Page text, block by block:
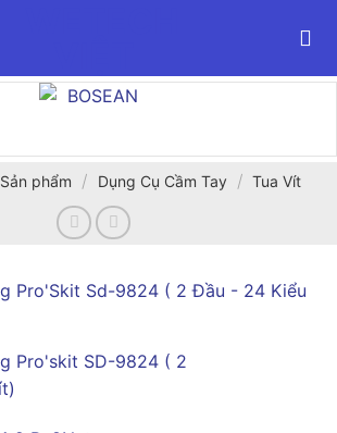
Sản phẩm / Dụng Cụ Cầm Tay / Tua Vít